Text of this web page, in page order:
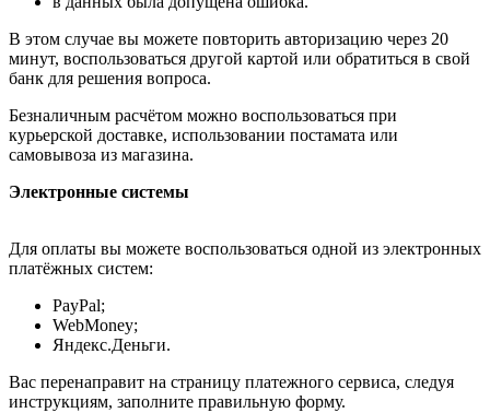
В этом случае вы можете повторить авторизацию через 20
минут, воспользоваться другой картой или обратиться в свой
банк для решения вопроса.
Безналичным расчётом можно воспользоваться при
курьерской доставке, использовании постамата или
самовывоза из магазина.
Электронные системы
Для оплаты вы можете воспользоваться одной из электронных
платёжных систем:
PayPal;
WebMoney;
Яндекс.Деньги.
Вас перенаправит на страницу платежного сервиса, следуя
инструкциям, заполните правильную форму.